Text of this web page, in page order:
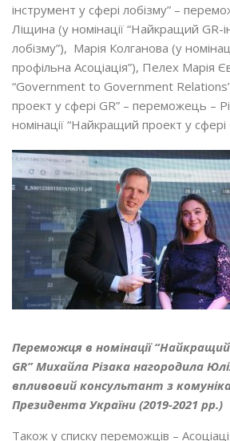
інструмент у сфері лобізму” –
Ліщина (у номінації “Найкращий GR-
лобізму”), Марія Колганова (у
профільна Асоціація”), Пелех Марія
“Government to Government
проект у сфері GR” – переможець –
номінації “Найкращий проект у сфері
Переможця в номінації
GR” Михайла Різака нагородила
впливовий консультант з
Президента України (2019-2021 рр.)
Також у списку переможців –